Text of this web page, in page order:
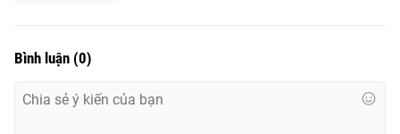
Bình luận (0)